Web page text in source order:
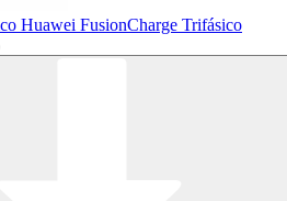
Huawei FusionCharge Trifásico